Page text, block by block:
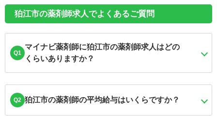
狛江市の薬剤師求人でよくあるご質問
Q1
マイナビ薬剤師に狛江市の薬剤師求人はどの
くらいありますか？
Q2 狛江市の薬剤師の平均給与はいくらですか？